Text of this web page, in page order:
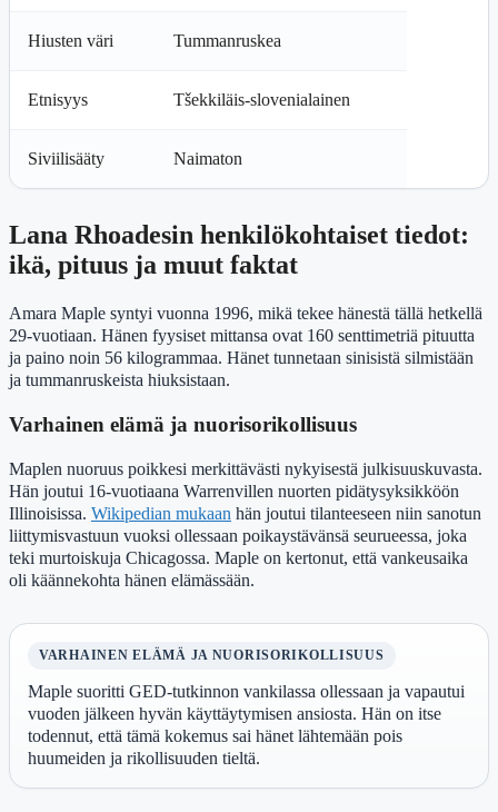
Hiusten väri Tummanruskea
Etnisyys Tšekkiläis-slovenialainen
Siviilisääty Naimaton
Lana Rhoadesin henkilökohtaiset tiedot:
ikä, pituus ja muut faktat
Amara Maple syntyi vuonna 1996, mikä tekee hänestä tällä hetkellä
29-vuotiaan. Hänen fyysiset mittansa ovat 160 senttimetriä pituutta
ja paino noin 56 kilogrammaa. Hänet tunnetaan sinisistä silmistään
ja tummanruskeista hiuksistaan.
Varhainen elämä ja nuorisorikollisuus
Maplen nuoruus poikkesi merkittävästi nykyisestä julkisuuskuvasta.
Hän joutui 16-vuotiaana Warrenvillen nuorten pidätysyksikköön
Illinoisissa. Wikipedian mukaan hän joutui tilanteeseen niin sanotun
liittymisvastuun vuoksi ollessaan poikaystävänsä seurueessa, joka
teki murtoiskuja Chicagossa. Maple on kertonut, että vankeusaika
oli käännekohta hänen elämässään.
VARHAINEN ELÄMÄ JA NUORISORIKOLLISUUS
Maple suoritti GED-tutkinnon vankilassa ollessaan ja vapautui
vuoden jälkeen hyvän käyttäytymisen ansiosta. Hän on itse
todennut, että tämä kokemus sai hänet lähtemään pois
huumeiden ja rikollisuuden tieltä.